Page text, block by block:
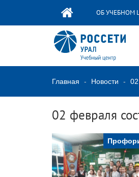
ОБ УЧЕБНОМ
Главная Новости
02 февраля